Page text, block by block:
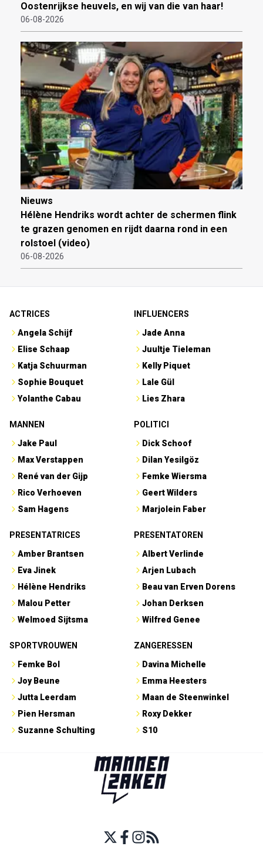
Oostenrijkse heuvels, en wij van die van haar!
06-08-2026
Nieuws
Hélène Hendriks wordt achter de schermen flink
te grazen genomen en rijdt daarna rond in een
rolstoel (video)
06-08-2026
ACTRICES
Angela Schijf
Elise Schaap
Katja Schuurman
Sophie Bouquet
Yolanthe Cabau
INFLUENCERS
Jade Anna
Juultje Tieleman
Kelly Piquet
Lale Gül
Lies Zhara
MANNEN
Jake Paul
Max Verstappen
René van der Gijp
Rico Verhoeven
Sam Hagens
POLITICI
Dick Schoof
Dilan Yesilgöz
Femke Wiersma
Geert Wilders
Marjolein Faber
PRESENTATRICES
Amber Brantsen
Eva Jinek
Hélène Hendriks
Malou Petter
Welmoed Sijtsma
PRESENTATOREN
Albert Verlinde
Arjen Lubach
Beau van Erven Dorens
Johan Derksen
Wilfred Genee
SPORTVROUWEN
Femke Bol
Joy Beune
Jutta Leerdam
Pien Hersman
Suzanne Schulting
ZANGERESSEN
Davina Michelle
Emma Heesters
Maan de Steenwinkel
Roxy Dekker
S10